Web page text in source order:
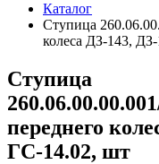
Каталог
Ступица
колеса ДЗ-143,
Ступица
переднего
ГС-14.02, шт